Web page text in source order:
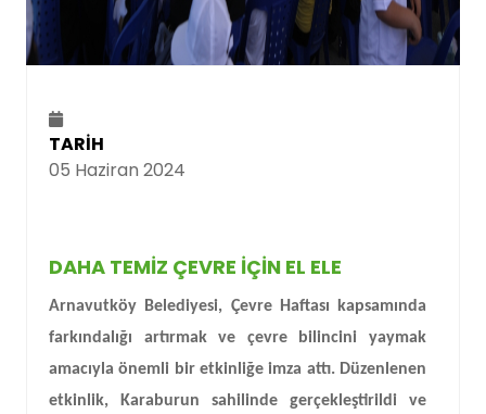
TARİH
05 Haziran 2024
DAHA TEMIZ ÇEVRE İÇIN EL ELE
Arnavutköy Belediyesi, Çevre Haftası kapsamında
farkındalığı artırmak ve çevre bilincini yaymak
amacıyla önemli bir etkinliğe imza attı. Düzenlenen
etkinlik, Karaburun sahilinde gerçekleştirildi ve